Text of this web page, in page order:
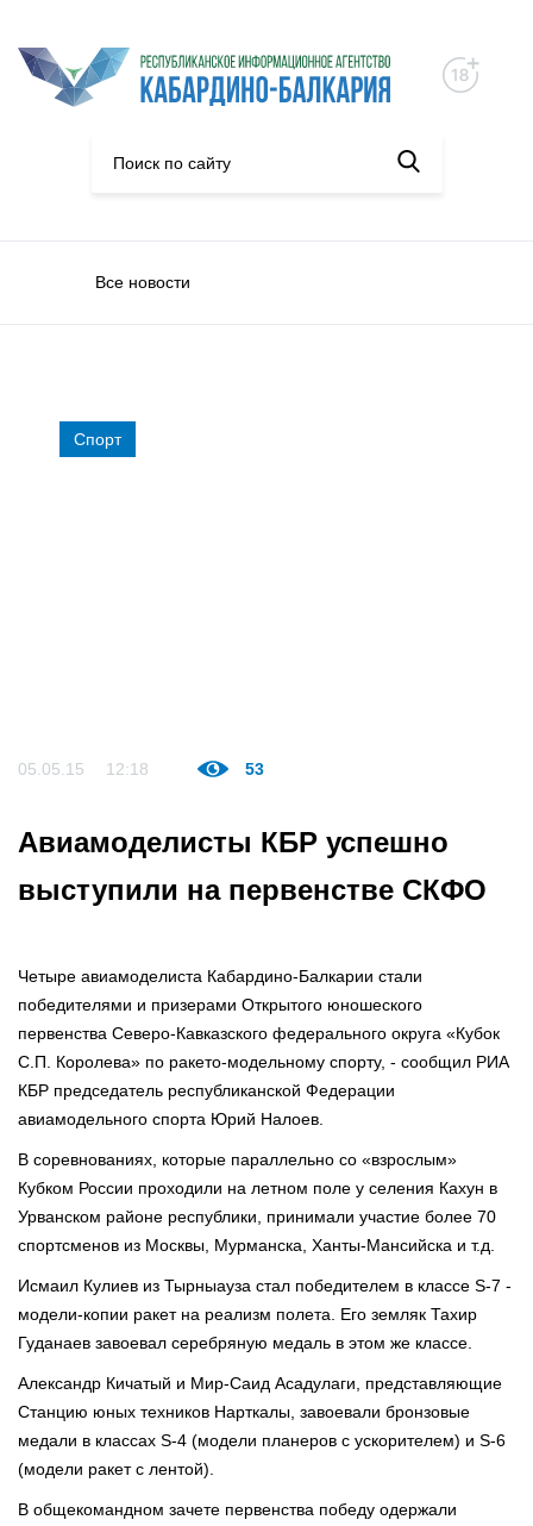
Все новости
Спорт
05.05.15 12:18 53
Авиамоделисты КБР успешно
выступили на первенстве СКФО
Четыре авиамоделиста Кабардино-Балкарии стали
победителями и призерами Открытого юношеского
первенства Северо-Кавказского федерального округа «Кубок
С.П. Королева» по ракето-модельному спорту, - сообщил РИА
КБР председатель республиканской Федерации
авиамодельного спорта Юрий Налоев.
В соревнованиях, которые параллельно со «взрослым»
Кубком России проходили на летном поле у селения Кахун в
Урванском районе республики, принимали участие более 70
спортсменов из Москвы, Мурманска, Ханты-Мансийска и т.д.
Исмаил Кулиев из Тырныауза стал победителем в классе S-7 -
модели-копии ракет на реализм полета. Его земляк Тахир
Гуданаев завоевал серебряную медаль в этом же классе.
Александр Кичатый и Мир-Саид Асадулаги, представляющие
Станцию юных техников Нарткалы, завоевали бронзовые
медали в классах S-4 (модели планеров с ускорителем) и S-6
(модели ракет с лентой).
В общекомандном зачете первенства победу одержали